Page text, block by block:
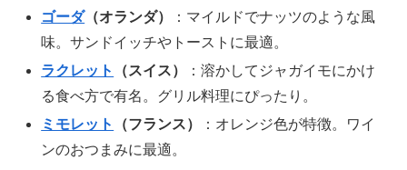
ゴーダ（オランダ）
：マイルドでナッツのような風
味。サンドイッチやトーストに最適。
ラクレット
（スイス）
：溶かしてジャガイモにかけ
る食べ方で有名。グリル料理にぴったり。
ミモレット
（フランス）
：オレンジ色が特徴。ワイ
ンのおつまみに最適。